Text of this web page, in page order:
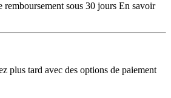
remboursement sous 30 jours En savoir
plus tard avec des options de paiement